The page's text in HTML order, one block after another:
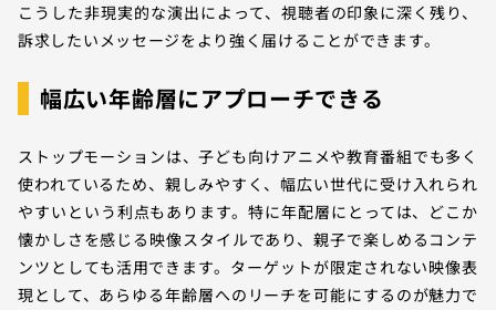
こうした非現実的な演出によって、視聴者の印象に深く残り、
訴求したいメッセージをより強く届けることができます。
幅広い年齢層にアプローチできる
ストップモーションは、子ども向けアニメや教育番組でも多く
使われているため、親しみやすく、幅広い世代に受け入れられ
やすいという利点もあります。特に年配層にとっては、どこか
懐かしさを感じる映像スタイルであり、親子で楽しめるコンテ
ンツとしても活用できます。ターゲットが限定されない映像表
現として、あらゆる年齢層へのリーチを可能にするのが魅力で